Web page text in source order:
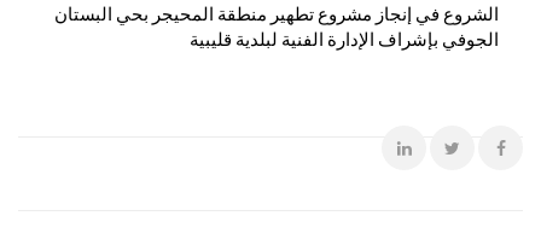
الشروع في إنجاز مشروع تطهير منطقة المحيجر بحي البستان
الجوفي بإشراف الإدارة الفنية لبلدية قليبية